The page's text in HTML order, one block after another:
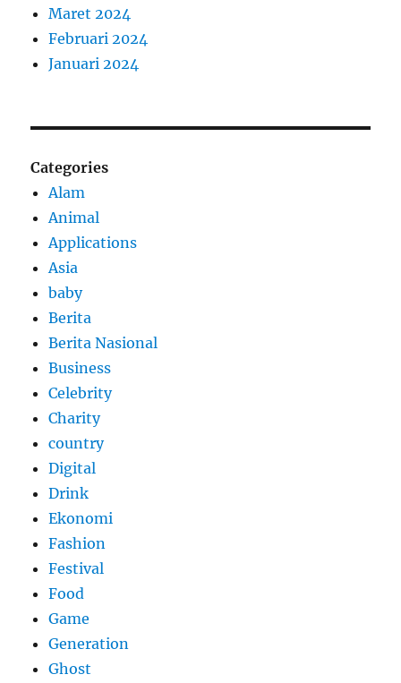
Maret 2024
Februari 2024
Januari 2024
Categories
Alam
Animal
Applications
Asia
baby
Berita
Berita Nasional
Business
Celebrity
Charity
country
Digital
Drink
Ekonomi
Fashion
Festival
Food
Game
Generation
Ghost